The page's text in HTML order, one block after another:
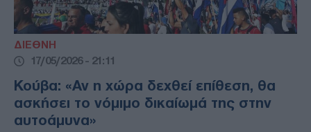
ΔΙΕΘΝΗ
17/05/2026 - 21:11
Κούβα: «Αν η χώρα δεχθεί επίθεση, θα
ασκήσει το νόμιμο δικαίωμά της στην
αυτοάμυνα»